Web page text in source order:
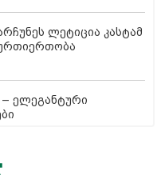
ლეტიცია კასტამ
ელეგანტური